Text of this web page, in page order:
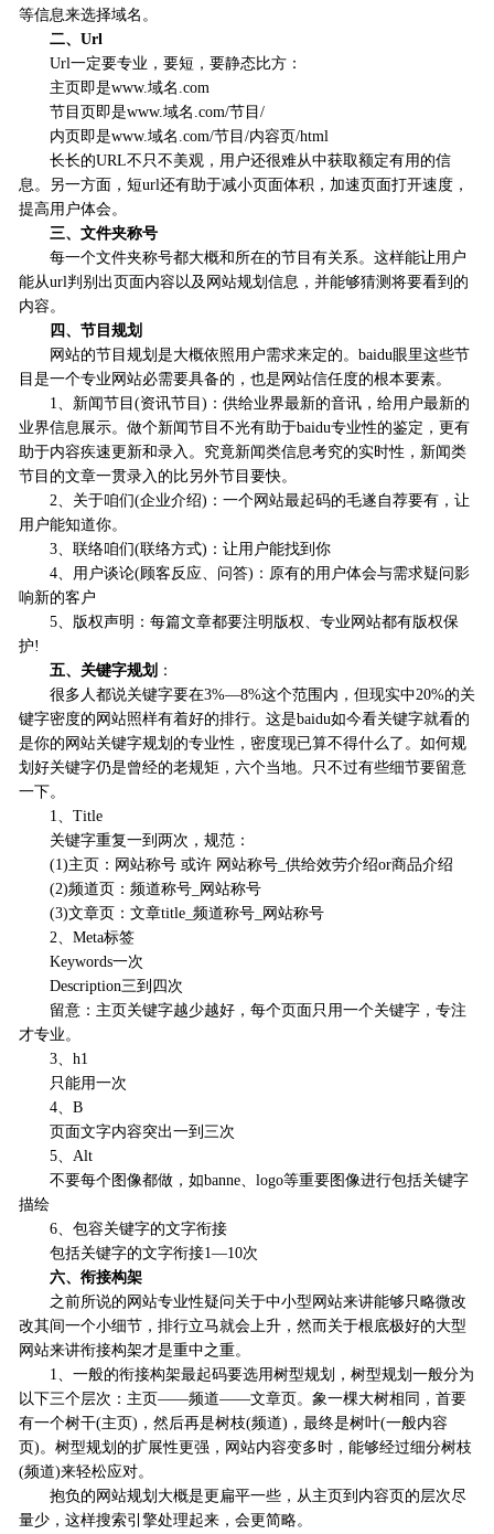
等信息来选择域名。
二、Url
Url一定要专业，要短，要静态比方：
主页即是www.域名.com
节目页即是www.域名.com/节目/
内页即是www.域名.com/节目/内容页/html
长长的URL不只不美观，用户还很难从中获取额定有用的信
息。另一方面，短url还有助于减小页面体积，加速页面打开速度，
提高用户体会。
三、文件夹称号
每一个文件夹称号都大概和所在的节目有关系。这样能让用户
能从url判别出页面内容以及网站规划信息，并能够猜测将要看到的
内容。
四、节目规划
网站的节目规划是大概依照用户需求来定的。baidu眼里这些节
目是一个专业网站必需要具备的，也是网站信任度的根本要素。
1、新闻节目(资讯节目)：供给业界最新的音讯，给用户最新的
业界信息展示。做个新闻节目不光有助于baidu专业性的鉴定，更有
助于内容疾速更新和录入。究竟新闻类信息考究的实时性，新闻类
节目的文章一贯录入的比另外节目要快。
2、关于咱们(企业介绍)：一个网站最起码的毛遂自荐要有，让
用户能知道你。
3、联络咱们(联络方式)：让用户能找到你
4、用户谈论(顾客反应、问答)：原有的用户体会与需求疑问影
响新的客户
5、版权声明：每篇文章都要注明版权、专业网站都有版权保
护!
五、关键字规划 ：
很多人都说关键字要在3%—8%这个范围内，但现实中20%的关
键字密度的网站照样有着好的排行。这是baidu如今看关键字就看的
是你的网站关键字规划的专业性，密度现已算不得什么了。如何规
划好关键字仍是曾经的老规矩，六个当地。只不过有些细节要留意
一下。
1、Title
关键字重复一到两次，规范：
(1)主页：网站称号 或许 网站称号_供给效劳介绍or商品介绍
(2)频道页：频道称号_网站称号
(3)文章页：文章title_频道称号_网站称号
2、Meta标签
Keywords一次
Description三到四次
留意：主页关键字越少越好，每个页面只用一个关键字，专注
才专业。
3、h1
只能用一次
4、B
页面文字内容突出一到三次
5、Alt
不要每个图像都做，如banne、logo等重要图像进行包括关键字
描绘
6、包容关键字的文字衔接
包括关键字的文字衔接1—10次
六、衔接构架
之前所说的网站专业性疑问关于中小型网站来讲能够只略微改
改其间一个小细节，排行立马就会上升，然而关于根底极好的大型
网站来讲衔接构架才是重中之重。
1、一般的衔接构架最起码要选用树型规划，树型规划一般分为
以下三个层次：主页——频道——文章页。象一棵大树相同，首要
有一个树干(主页)，然后再是树枝(频道)，最终是树叶(一般内容
页)。树型规划的扩展性更强，网站内容变多时，能够经过细分树枝
(频道)来轻松应对。
抱负的网站规划大概是更扁平一些，从主页到内容页的层次尽
量少，这样搜索引擎处理起来，会更简略。